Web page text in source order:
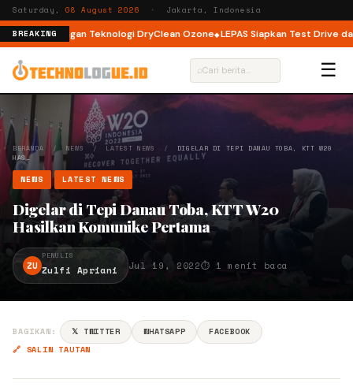
Saturday,08 August 2026 · Jakarta, Indonesia
BREAKING
Load dengan Teknologi DryClean Ozone LEPAS Siapkan Test Drive dan
⌕ ☰
BERANDA / NEWS / LATEST NEWS / DIGELAR DI TEPI DANAU TOBA, KTT W20
HAS…
NEWS LATEST NEWS
Digelar di Tepi Danau Toba, KTT W20
Hasilkan Komunike Pertama
ZU
PENULIS
Zulfi Apriani Jul 19, 2022⏱ 1 menit baca
BAGIKAN: 𝕏 TWITTER WHATSAPP
FACEBOOK
🔗 SALIN TAUTAN